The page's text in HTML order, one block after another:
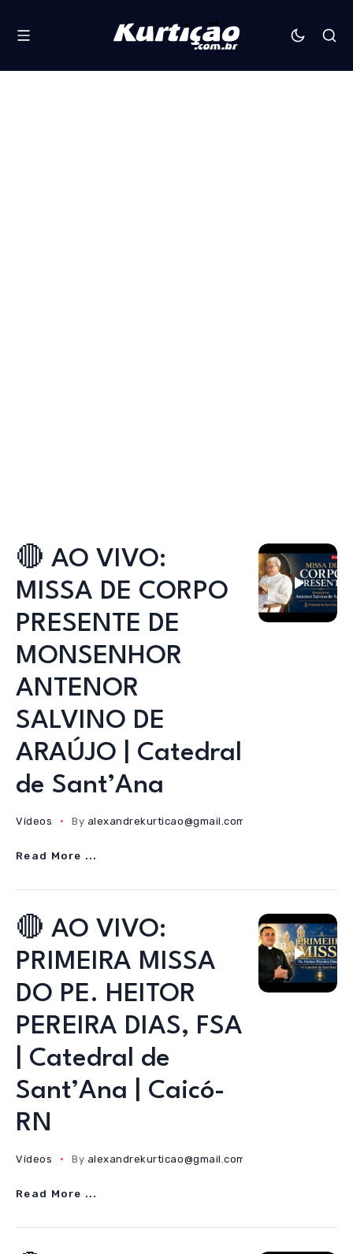
🔴 AO VIVO:
MISSA DE CORPO
PRESENTE DE
MONSENHOR
ANTENOR
SALVINO DE
ARAÚJO | Catedral
de Sant’Ana
Vídeos By alexandrekurticao@gmail.com
Read More ...
🔴 AO VIVO:
PRIMEIRA MISSA
DO PE. HEITOR
PEREIRA DIAS, FSA
| Catedral de
Sant’Ana | Caicó-
RN
Vídeos By alexandrekurticao@gmail.com
Read More ...